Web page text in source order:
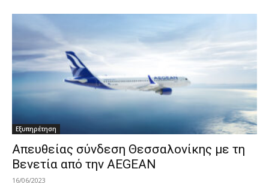
Εξυπηρέτηση
Απευθείας σύνδεση Θεσσαλονίκης με τη
Βενετία από την AEGEAN
16/06/2023